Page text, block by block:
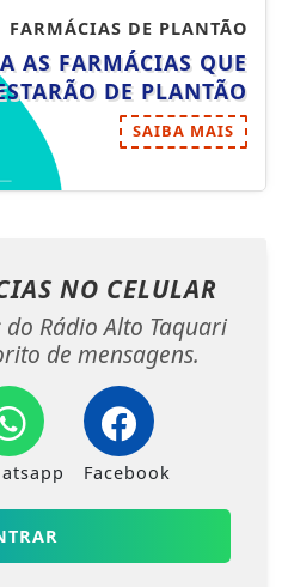
FARMÁCIAS DE PLANTÃO
AS FARMÁCIAS QUE
DE PLANTÃO
SAIBA MAIS
NO CELULAR
do Rádio Alto Taquari
de mensagens.
Facebook